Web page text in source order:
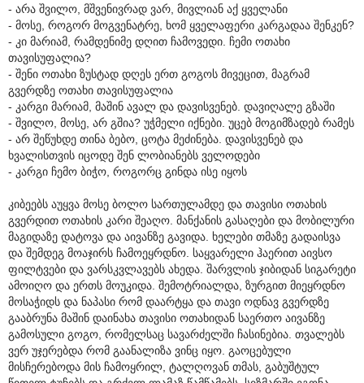
- არა შვილო, მშვენივრად ვარ, მივლიან აქ ყველანი
- მოსე, როგორ მოგვენატრე, ხომ ყველაფერი კარგადაა შენკენ?
- კი მარიამ, რამდენიმე დღით ჩამოვედი. ჩემი ოთახი
თავისუფალია?
- შენი ოთახი ზუსტად დღეს ერთ გოგოს მივეცით, მაგრამ
გვერდზე ოთახი თავისუფალია
- კარგი მარიამ, მაშინ ავალ და დავისვენებ. დავიღალე გზაში
- შვილო, მოსე, არ გშია? უჭმელი იქნები. უცებ მოგიმზადებ რამეს
- არ შეწუხდე თინა ბებო, ცოტა მეძინება. დავისვენებ და
ხვალისთვის იცოდე შენ ლობიანებს ველოდები
- კარგი ჩემო ბიჭო, როგორც გინდა ისე იყოს
კიბეებს აუყვა მოსე ბოლო სართულამდე და თავისი ოთახის
გვერდით ოთახის კარი შეაღო. მანქანის გასაღები და მობილური
მაგიდაზე დატოვა და აივანზე გავიდა. ხელები თმაზე გადაისვა
და შემდეგ მოაჯირს ჩამოეყრდნო. საყვარელი ჰაერით აივსო
ფილტვები და ვარსკვლავებს ახედა. შარვლის ჯიბიდან სიგარეტი
ამოიღო და ერთს მოუკიდა. შემოტრიალდა, ზურგით მიეყრდნო
მოსაჭიდს და ნაპასი რომ დაარტყა და თავი ოდნავ გვერდზე
გააბრუნა მაშინ დაინახა თავისი ოთახიდან საერთო აივანზე
გამოსული გოგო, რომელსაც სავარძელში ჩასინებია. თვალებს
ვერ უჯერებდა რომ გაანალიზა ვინც იყო. გაოცებული
მისჩერებოდა მის ჩამოყრილ, ტალღოვან თმას, გაბუშტულ